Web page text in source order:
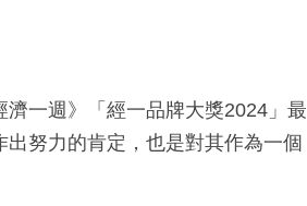
一週》「經一品牌大獎2024」最
努力的肯定，也是對其作為一個